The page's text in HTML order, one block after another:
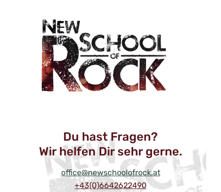
Du hast Fragen?
Wir helfen Dir sehr gerne.
office@newschoolofrock.at
+43(0)6642622490